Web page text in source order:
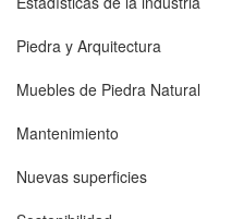
Piedra y Arquitectura
Muebles de Piedra Natural
Mantenimiento
Nuevas superficies